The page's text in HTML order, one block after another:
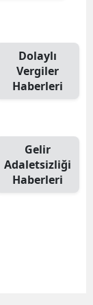
Dolaylı
Vergiler
Haberleri
Gelir
Adaletsizliği
Haberleri